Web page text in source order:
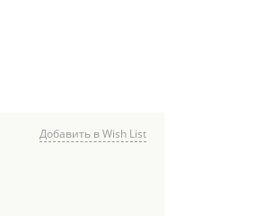
Добавить в Wish List